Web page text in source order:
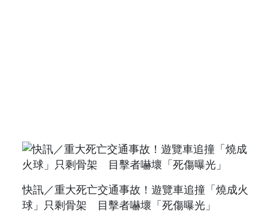
快訊／重大死亡交通事故！遊覽車追撞「燒成火
球」只剩骨架 目擊者嚇壞「死傷曝光」